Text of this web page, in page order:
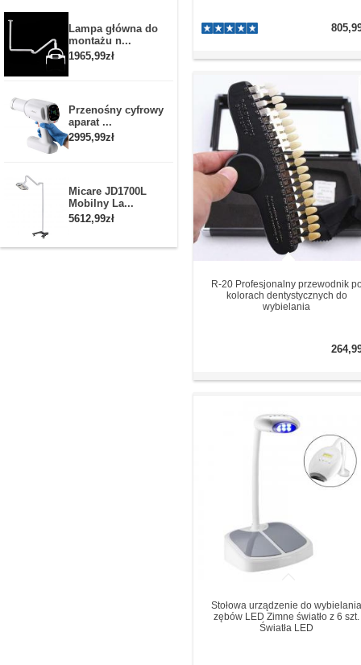
Lampa główna do
montażu n...
1965,99zł
Przenośny cyfrowy
aparat ...
2995,99zł
Micare JD1700L
Mobilny La...
5612,99zł
R-20 Profesjonalny przewodnik
kolorach dentystycznych do
wybielania
Stołowa urządzenie do wybielania
zębów LED Zimne światło z 6 szt.
Światła LED